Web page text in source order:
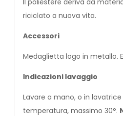
riciclato a nuova vita.
Accessori
Medaglietta logo in metallo.
Indicazioni lavaggio
Lavare a mano, o in lavatrice
temperatura, massimo 30°.